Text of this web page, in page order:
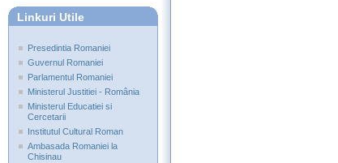
Linkuri Utile
Presedintia Romaniei
Guvernul Romaniei
Parlamentul Romaniei
Ministerul Justitiei - România
Ministerul Educatiei si
Cercetarii
Institutul Cultural Roman
Ambasada Romaniei la
Chisinau